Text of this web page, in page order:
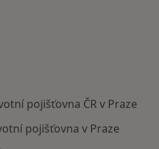
pojišťovna ČR v Praze
pojišťovna v Praze